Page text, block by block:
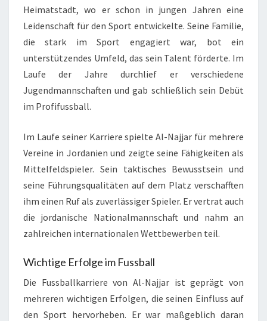
Heimatstadt, wo er schon in jungen Jahren eine
Leidenschaft für den Sport entwickelte. Seine Familie,
die stark im Sport engagiert war, bot ein
unterstützendes Umfeld, das sein Talent förderte. Im
Laufe der Jahre durchlief er verschiedene
Jugendmannschaften und gab schließlich sein Debüt
im Profifussball.
Im Laufe seiner Karriere spielte Al-Najjar für mehrere
Vereine in Jordanien und zeigte seine Fähigkeiten als
Mittelfeldspieler. Sein taktisches Bewusstsein und
seine Führungsqualitäten auf dem Platz verschafften
ihm einen Ruf als zuverlässiger Spieler. Er vertrat auch
die jordanische Nationalmannschaft und nahm an
zahlreichen internationalen Wettbewerben teil.
Wichtige Erfolge im Fussball
Die Fussballkarriere von Al-Najjar ist geprägt von
mehreren wichtigen Erfolgen, die seinen Einfluss auf
den Sport hervorheben. Er war maßgeblich daran